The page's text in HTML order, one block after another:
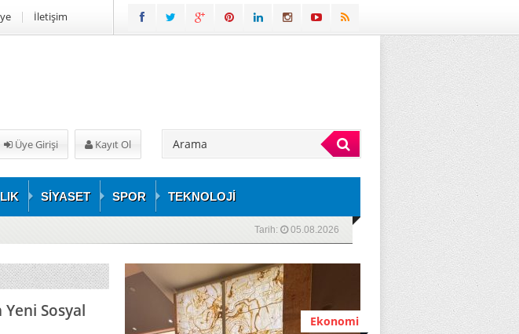
İletişim
Üye Girişi Kayıt Ol
SİYASET SPOR TEKNOLOJİ
Tarih: 05.08.2026
Sosyal
Ekonomi